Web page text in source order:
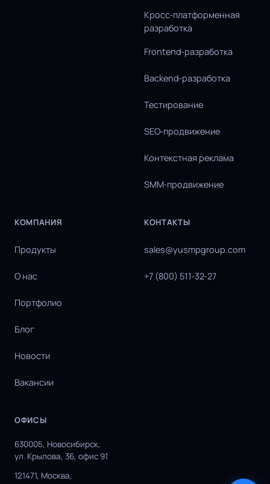
Кросс‑платформенная
разработка
Frontend‑разработка
Backend‑разработка
Тестирование
SEO‑продвижение
Контекстная реклама
SMM‑продвижение
КОМПАНИЯ
Продукты
О нас
Портфолио
Блог
Новости
Вакансии
КОНТАКТЫ
sales@yusmpgroup.com
+7 (800) 511‑32‑27
ОФИСЫ
630005, Новосибирск,
ул. Крылова, 36, офис 91
121471, Москва,